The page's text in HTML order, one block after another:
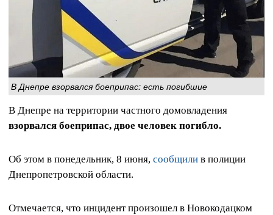
В Днепре взорвался боеприпас: есть погибшие
В Днепре на территории частного домовладения
взорвался боеприпас, двое человек погибло.
Об этом в понедельник, 8 июня, сообщили в полиции
Днепропетровской области.
Отмечается, что инцидент произошел в Новокодацком